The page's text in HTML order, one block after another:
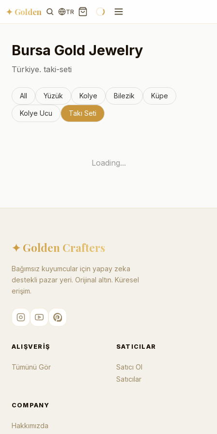
✦ Golden TR
Bursa Gold Jewelry
Türkiye. taki-seti
All Yüzük Kolye Bilezik Küpe
Kolye Ucu Takı Seti
Loading...
✦ Golden Crafters
Bağımsız kuyumcular için yapay zeka
destekli pazar yeri. Orijinal altın. Küresel
erişim.
ALIŞVERIŞ
Tümünü Gör
SATICILAR
Satıcı Ol
Satıcılar
COMPANY
Hakkımızda